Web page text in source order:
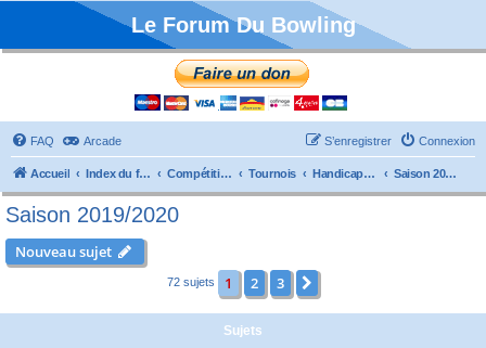
Le Forum Du Bowling
FAQ Arcade Connexion
S’enregistrer
Accueil Index du forum Compétitions Tournois Handicaps et TTMP Saison 2019/2020
Saison 2019/2020
Nouveau sujet
72 sujets 1 2 3
Sujets